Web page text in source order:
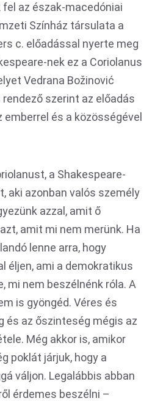
az észak-macedóniai
Színház társulata a
c. előadással nyerte meg
nek ez a Coriolanus
Vedrana Božinović
szerint az előadás
és a közösségével
a Shakespeare-
aki azonban valós személy
azzal, amit ő
amit mi nem merünk. Ha
lenne arra, hogy
éljen, ami a demokratikus
mi nem beszélnénk róla. A
is gyöngéd. Véres és
és az őszinteség mégis az
Még akkor is, amikor
poklát járjuk, hogy a
váljon. Legalábbis abban
érdemes beszélni –